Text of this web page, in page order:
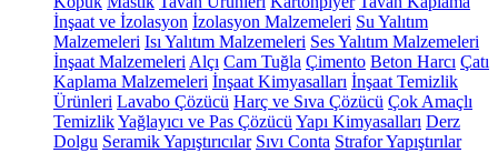
İnşaat ve İzolasyon İzolasyon Malzemeleri Su Yalıtım
Malzemeleri Isı Yalıtım Malzemeleri Ses Yalıtım Malzemeleri
İnşaat Malzemeleri Alçı Cam Tuğla Çimento Beton Harcı Çatı
Kaplama Malzemeleri İnşaat Kimyasalları İnşaat Temizlik
Ürünleri Lavabo Çözücü Harç ve Sıva Çözücü Çok Amaçlı
TemizlikYağlayıcı ve Pas Çözücü Yapı Kimyasalları Derz
Dolgu Seramik Yapıştırıcılar Sıvı Conta Strafor Yapıştırılar